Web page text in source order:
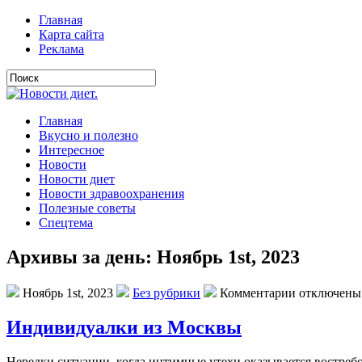
Главная
Карта сайта
Реклама
Главная
Вкусно и полезно
Интересное
Новости
Новости диет
Новости здравоохранения
Полезные советы
Спецтема
Архивы за день: Ноябрь 1st, 2023
Ноябрь 1st, 2023 Без рубрики Комментарии отключены
Индивидуалки из Москвы